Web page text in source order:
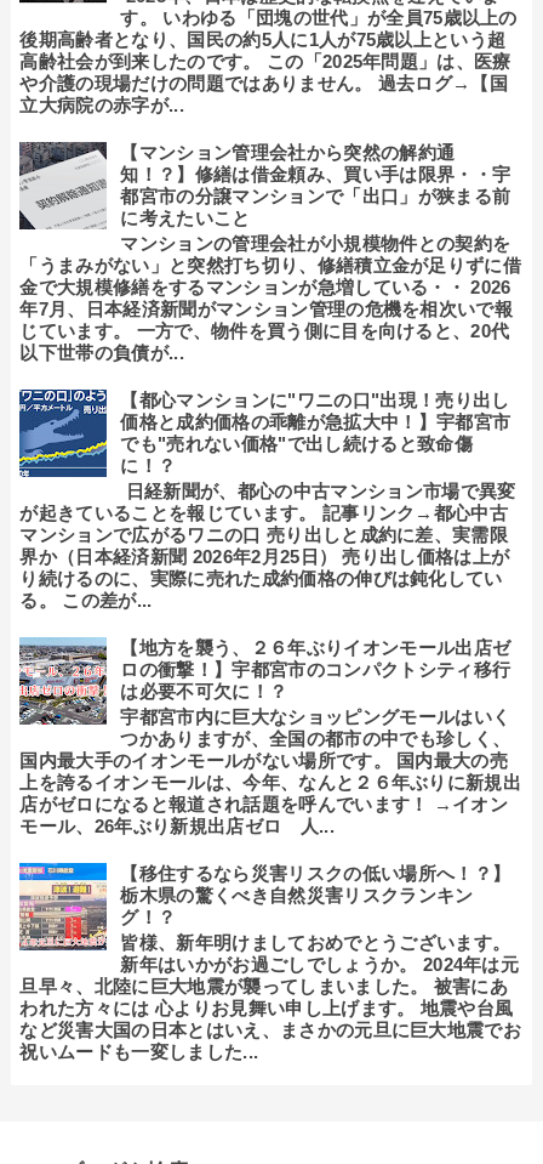
す。 いわゆる「団塊の世代」が全員75歳以上の
後期高齢者となり、国民の約5人に1人が75歳以上という超
高齢社会が到来したのです。 この「2025年問題」は、医療
や介護の現場だけの問題ではありません。 過去ログ→【国
立大病院の赤字が...
【マンション管理会社から突然の解約通
知！？】修繕は借金頼み、買い手は限界・・宇
都宮市の分譲マンションで「出口」が狭まる前
に考えたいこと
マンションの管理会社が小規模物件との契約を
「うまみがない」と突然打ち切り、修繕積立金が足りずに借
金で大規模修繕をするマンションが急増している・・ 2026
年7月、日本経済新聞がマンション管理の危機を相次いで報
じています。 一方で、物件を買う側に目を向けると、20代
以下世帯の負債が...
【都心マンションに"ワニの口"出現！売り出し
価格と成約価格の乖離が急拡大中！】宇都宮市
でも"売れない価格"で出し続けると致命傷
に！？
日経新聞が、都心の中古マンション市場で異変
が起きていることを報じています。 記事リンク→都心中古
マンションで広がるワニの口 売り出しと成約に差、実需限
界か（日本経済新聞 2026年2月25日） 売り出し価格は上が
り続けるのに、実際に売れた成約価格の伸びは鈍化してい
る。 この差が...
【地方を襲う、２６年ぶりイオンモール出店ゼ
ロの衝撃！】宇都宮市のコンパクトシティ移行
は必要不可欠に！？
宇都宮市内に巨大なショッピングモールはいく
つかありますが、全国の都市の中でも珍しく、
国内最大手のイオンモールがない場所です。 国内最大の売
上を誇るイオンモールは、今年、なんと２６年ぶりに新規出
店がゼロになると報道され話題を呼んでいます！ →イオン
モール、26年ぶり新規出店ゼロ 人...
【移住するなら災害リスクの低い場所へ！？】
栃木県の驚くべき自然災害リスクランキン
グ！？
皆様、新年明けましておめでとうございます。
新年はいかがお過ごしでしょうか。 2024年は元
旦早々、北陸に巨大地震が襲ってしまいました。 被害にあ
われた方々には 心よりお見舞い申し上げます。 地震や台風
など災害大国の日本とはいえ、まさかの元旦に巨大地震でお
祝いムードも一変しました...